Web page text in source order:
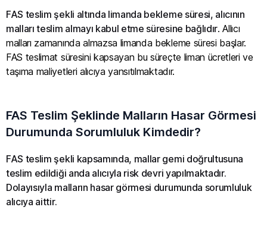
FAS teslim şekli altında limanda bekleme süresi, alıcının
malları teslim almayı kabul etme süresine bağlıdır. Allıcı
malları zamanında almazsa limanda bekleme süresi başlar.
FAS teslimat süresini kapsayan bu süreçte liman ücretleri ve
taşıma maliyetleri alıcıya yansıtılmaktadır.
FAS Teslim Şeklinde Malların Hasar Görmesi
Durumunda Sorumluluk Kimdedir?
FAS teslim şekli kapsamında, mallar gemi doğrultusuna
teslim edildiği anda alıcıyla risk devri yapılmaktadır.
Dolayısıyla malların hasar görmesi durumunda sorumluluk
alıcıya aittir.